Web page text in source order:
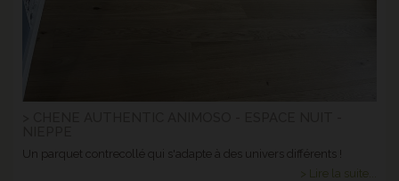
Un parquet contrecollé qui s'adapte à des univers différents !
> Lire la suite...